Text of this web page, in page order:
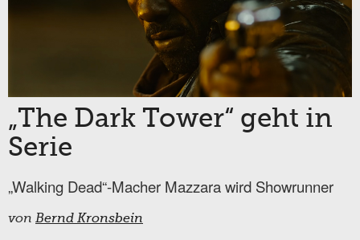
„The Dark Tower“ geht in
Serie
„Walking Dead“-Macher Mazzara wird Showrunner
von Bernd Kronsbein